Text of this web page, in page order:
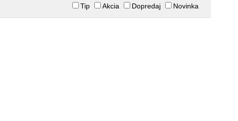
Tip Akcia Dopredaj Novinka